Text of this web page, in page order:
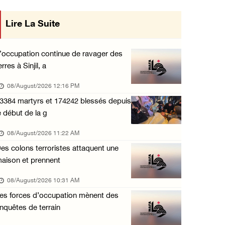
Naplouse : Attaque des forces d'occupation e ...
07/August/2026 06:14 PM
La présidence palestinienne salue l’accord d ...
07/August/2026 05:38 PM
Environ 70 000 fidèles ont accompli la prièr ...
07/August/2026 02:45 PM
La présidence palestinienne condamne les att ...
07/August/2026 02:42 PM
Incursions et barrages improvisés : les colo ...
07/August/2026 02:13 PM
« La force ne garantira ni sécurité ni stabi ...
mise en œuvre des décisions du Conseil
Central concernant les relations avec
Lire La Suite
continue de ravager des
à Sinjil, a
08/August/2026 12:16 PM
martyrs et 174242 blessés depuis
début de la g
08/August/2026 11:22 AM
colons terroristes attaquent une
et prennent
08/August/2026 10:31 AM
forces d’occupation mènent des
de terrain